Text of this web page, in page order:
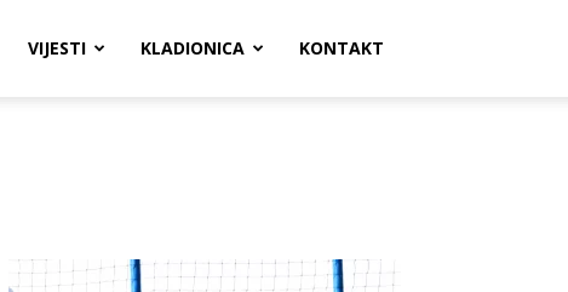
VIJESTI KLADIONICA KONTAKT